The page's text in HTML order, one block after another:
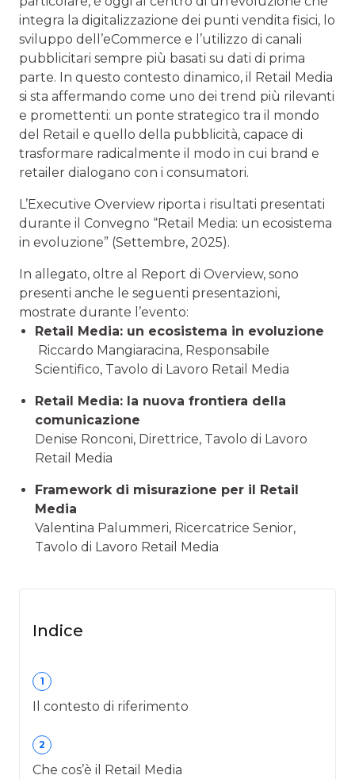
integra la digitalizzazione dei punti vendita fisici, lo
sviluppo dell’eCommerce e l’utilizzo di canali
pubblicitari sempre più basati su dati di prima
parte. In questo contesto dinamico, il Retail Media
si sta affermando come uno dei trend più rilevanti
e promettenti: un ponte strategico tra il mondo
del Retail e quello della pubblicità, capace di
trasformare radicalmente il modo in cui brand e
retailer dialogano con i consumatori.
L’Executive Overview riporta i risultati presentati
durante il Convegno “Retail Media: un ecosistema
in evoluzione” (Settembre, 2025).
In allegato, oltre al Report di Overview, sono
presenti anche le seguenti presentazioni,
mostrate durante l’evento:
Retail Media: un ecosistema in evoluzione
Riccardo Mangiaracina, Responsabile
Scientifico, Tavolo di Lavoro Retail Media
Retail Media: la nuova frontiera della
comunicazione
Denise Ronconi, Direttrice, Tavolo di Lavoro
Retail Media
Framework di misurazione per il Retail
Media
Valentina Palummeri, Ricercatrice Senior,
Tavolo di Lavoro Retail Media
Indice
1
Il contesto di riferimento
2
Che cos’è il Retail Media